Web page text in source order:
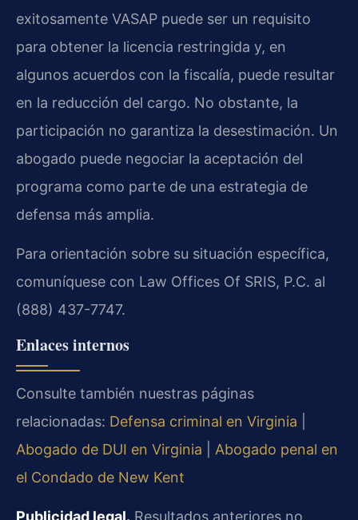
exitosamente VASAP puede ser un requisito
para obtener la licencia restringida y, en
algunos acuerdos con la fiscalía, puede resultar
en la reducción del cargo. No obstante, la
participación no garantiza la desestimación. Un
abogado puede negociar la aceptación del
programa como parte de una estrategia de
defensa más amplia.
Para orientación sobre su situación específica,
comuníquese con Law Offices Of SRIS, P.C. al
(888) 437-7747.
Enlaces internos
Consulte también nuestras páginas
relacionadas: Defensa criminal en Virginia
Abogado de DUI en Virginia
Abogado penal en
el Condado de New Kent
Publicidad legal. Resultados anteriores no